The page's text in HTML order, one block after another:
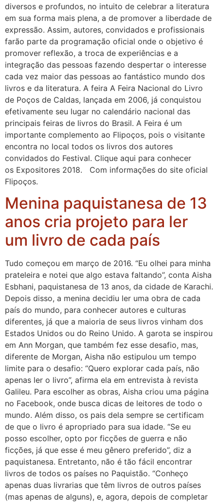
diversos e profundos, no intuito de celebrar a literatura
em sua forma mais plena, a de promover a liberdade de
expressão. Assim, autores, convidados e profissionais
farão parte da programação oficial onde o objetivo é
promover reflexão, a troca de experiências e a
integração das pessoas fazendo despertar o interesse
cada vez maior das pessoas ao fantástico mundo dos
livros e da literatura. A feira A Feira Nacional do Livro
de Poços de Caldas, lançada em 2006, já conquistou
efetivamente seu lugar no calendário nacional das
principais feiras de livros do Brasil. A Feira é um
importante complemento ao Flipoços, pois o visitante
encontra no local todos os livros dos autores
convidados do Festival. Clique aqui para conhecer
os Expositores 2018. Com informações do site oficial
Flipoços.
Menina paquistanesa de 13
anos cria projeto para ler
um livro de cada país
Tudo começou em março de 2016. “Eu olhei para minha
prateleira e notei que algo estava faltando”, conta Aisha
Esbhani, paquistanesa de 13 anos, da cidade de Karachi.
Depois disso, a menina decidiu ler uma obra de cada
país do mundo, para conhecer autores e culturas
diferentes, já que a maioria de seus livros vinham dos
Estados Unidos ou do Reino Unido. A garota se inspirou
em Ann Morgan, que também fez esse desafio, mas,
diferente de Morgan, Aisha não estipulou um tempo
limite para o desafio: “Quero explorar cada país, não
apenas ler o livro”, afirma ela em entrevista à revista
Galileu. Para escolher as obras, Aisha criou uma página
no Facebook, onde busca dicas de leitores de todo o
mundo. Além disso, os pais dela sempre se certificam
de que o livro é apropriado para sua idade. “Se eu
posso escolher, opto por ficções de guerra e não
ficções, já que esse é meu gênero preferido”, diz a
paquistanesa. Entretanto, não é tão fácil encontrar
livros de todos os países no Paquistão. “Conheço
apenas duas livrarias que têm livros de outros países
(mas apenas de alguns), e, agora, depois de completar